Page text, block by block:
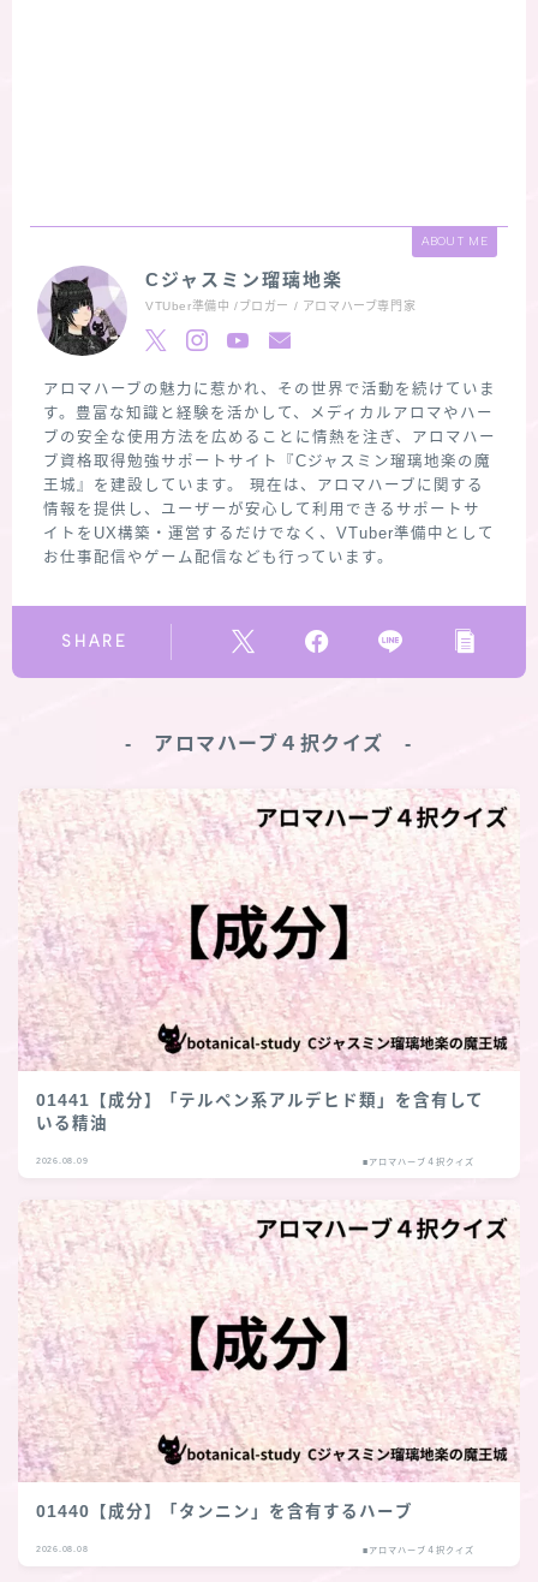
ABOUT ME
Cジャスミン瑠璃地楽
VTUber準備中 /ブロガー / アロマハーブ専門家
アロマハーブの魅力に惹かれ、その世界で活動を続けていま
す。豊富な知識と経験を活かして、メディカルアロマやハー
ブの安全な使用方法を広めることに情熱を注ぎ、アロマハー
ブ資格取得勉強サポートサイト『Cジャスミン瑠璃地楽の魔
王城』を建設しています。 現在は、アロマハーブに関する
情報を提供し、ユーザーが安心して利用できるサポートサ
イトをUX構築・運営するだけでなく、VTuber準備中として
お仕事配信やゲーム配信なども行っています。
SHARE
‐ アロマハーブ４択クイズ ‐
01441【成分】「テルペン系アルデヒド類」を含有して
いる精油
2026.08.09 ■アロマハーブ４択クイズ
01440【成分】「タンニン」を含有するハーブ
2026.08.08 ■アロマハーブ４択クイズ